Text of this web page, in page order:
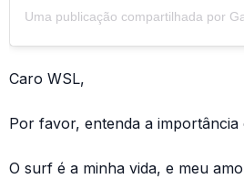
Caro WSL,
Por favor, entenda a importância
O surf é a minha vida, e meu